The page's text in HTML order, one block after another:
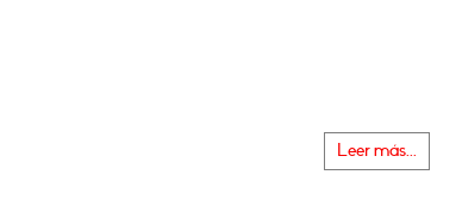
Leer más...